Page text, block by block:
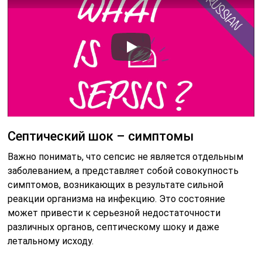
Септический шок – симптомы
Важно понимать, что сепсис не является отдельным
заболеванием, а представляет собой совокупность
симптомов, возникающих в результате сильной
реакции организма на инфекцию. Это состояние
может привести к серьезной недостаточности
различных органов, септическому шоку и даже
летальному исходу.